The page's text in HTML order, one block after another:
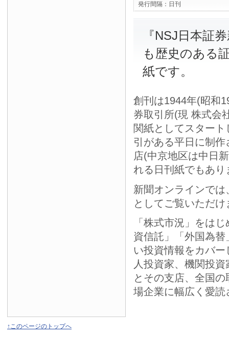
発行間隔： 日刊
『NSJ日本証
も歴史のある
紙です。
創刊は1944年(昭和
券取引所(現 株式会
関紙としてスター
引がある平日に制
店(中京地区は中日
れる日刊紙でもあり
新聞オンラインで
としてご覧いただけ
「株式市況」をは
資信託」「外国為
い投資情報をカバ
人投資家、機関投
とその支店、全国
場企業に幅広く愛読
↑このページのトップへ